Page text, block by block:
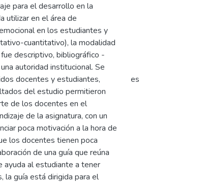
para el desarrollo en la
utilizar en el área de
en los estudiantes y
cuantitativo), la modalidad
descriptivo, bibliográfico -
autoridad institucional. Se
docentes y estudiantes,
del estudio permitieron
de los docentes en el
de la asignatura, con un
poca motivación a la hora de
los docentes tienen poca
de una guía que reúna
ayuda al estudiante a tener
la guía está dirigida para el
es